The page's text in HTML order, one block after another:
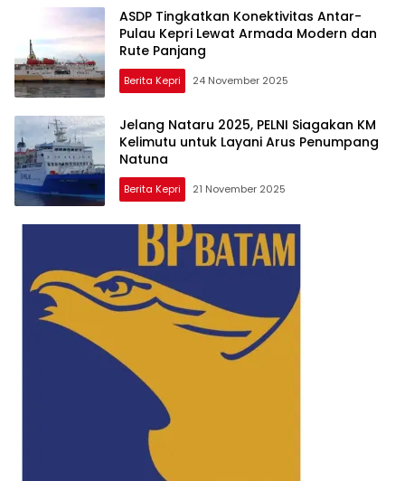
ASDP Tingkatkan Konektivitas Antar-
Pulau Kepri Lewat Armada Modern dan
Rute Panjang
Berita Kepri 24 November 2025
Jelang Nataru 2025, PELNI Siagakan KM
Kelimutu untuk Layani Arus Penumpang
Natuna
Berita Kepri 21 November 2025